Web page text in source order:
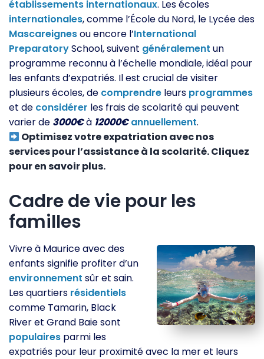
établissements internationaux. Les écoles
internationales, comme l’École du Nord, le Lycée des
Mascareignesou encore l’International
PreparatorySchool, suivent généralement un
programme reconnu à l’échelle mondiale, idéal pour
les enfants d’expatriés. Il est crucial de visiter
plusieurs écoles, de comprendre leurs programmes
et de considérer les frais de scolarité qui peuvent
varier de 3000€à 12000€ annuellement.
Optimisez votre expatriation avec nos
services pour l’assistance à la scolarité. Cliquez
pour en savoir plus.
Cadre de vie pour les
familles
Vivre à Maurice avec des
enfants signifie profiter d’un
environnement sûr et sain.
Les quartiers résidentiels
comme Tamarin, Black
River et Grand Baie sont
populaires parmi les
expatriés pour leur proximité avec la mer et leurs